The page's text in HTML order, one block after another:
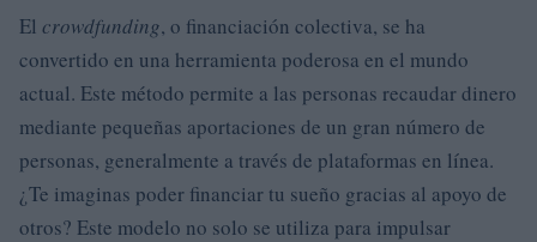
El crowdfunding, o financiación colectiva, se ha
convertido en una herramienta poderosa en el mundo
actual. Este método permite a las personas recaudar dinero
mediante pequeñas aportaciones de un gran número de
personas, generalmente a través de plataformas en línea.
¿Te imaginas poder financiar tu sueño gracias al apoyo de
otros? Este modelo no solo se utiliza para impulsar